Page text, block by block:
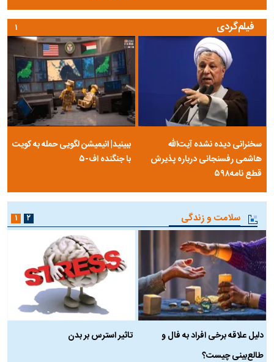
فیلم‌گردی
سخنرانی دیده نشده آیت‌الله
هاشمی رفسنجانی درباره پذیرش
قطع نامه۵۹۸
ببینید| انیمیشن لگویی حمله به کویت
با جنگنده اف-۵
۱
سلامت و زندگی
دلیل علاقه برخی افراد به فال و
طالع‌بینی چیست؟
تاثیر استرس بر بدن
۱ ۲